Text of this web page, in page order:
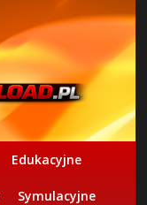
Edukacyjne
Symulacyjne